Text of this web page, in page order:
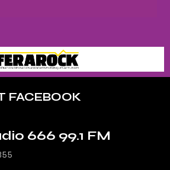
FACEBOOK
666 99.1 FM